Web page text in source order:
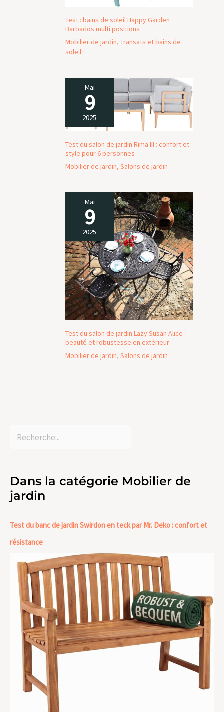
Ce salon est conçu
pour faciliter votre
vie, avec des
entretien aisé. Parfait
pour un usage
quotidien, il reste
impeccable avec un
minimum d'effort.
Que ce soit pour un
salon de jardin
exterieur ou un
ensemble repas de
expérience sans
souci avec notre
salon de jardin
pratique et
esthétique.
Test : bains de soleil Happy Garden
Barbados multi positions
Mobilier de jardin, Transats et bains de
soleil
Mai
9
2025
Test du salon de jardin Rima III : confort et
style pour 6 personnes
Mobilier de jardin, Salons de jardin
Mai
9
2025
Test du salon de jardin Lazy Susan Alice :
beauté et robustesse en extérieur
Mobilier de jardin, Salons de jardin
Dans la catégorie Mobilier de
jardin
Test du banc de jardin Swirdon en teck par Mr. Deko : confort et
résistance